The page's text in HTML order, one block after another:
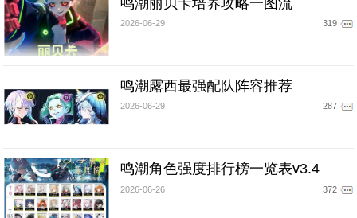
2026-06-29 319
鸣潮露西最强配队阵容推荐
2026-06-29 287
鸣潮角色强度排行榜一览表v3.4
2026-06-26 372